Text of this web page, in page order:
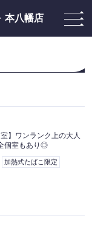
本八幡店
】ワンランク上の大人
個室もあり◎
加熱式たばこ限定